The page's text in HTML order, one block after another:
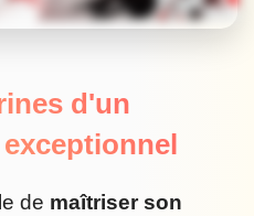
d'un
de maîtriser son